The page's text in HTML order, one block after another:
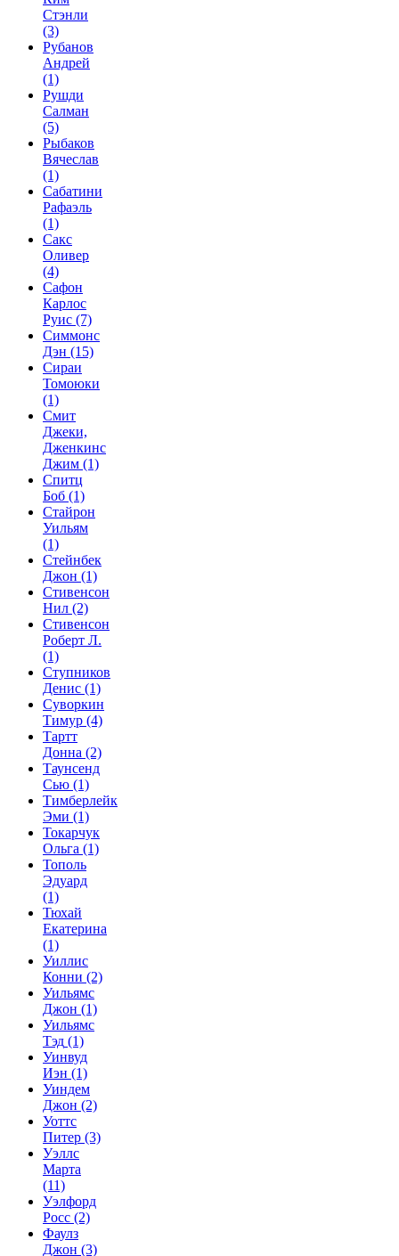
Стэнли
(3)
Рубанов
Андрей
(1)
Рушди
Салман
(5)
Рыбаков
Вячеслав
(1)
Сабатини
Рафаэль
(1)
Сакс
Оливер
(4)
Сафон
Карлос
Руис (7)
Симмонс
Дэн (15)
Сираи
Томоюки
(1)
Смит
Джеки,
Дженкинс
Джим (1)
Спитц
Боб (1)
Стайрон
Уильям
(1)
Стейнбек
Джон (1)
Стивенсон
Нил (2)
Стивенсон
Роберт Л.
(1)
Ступников
Денис (1)
Суворкин
Тимур (4)
Тартт
Донна (2)
Таунсенд
Сью (1)
Тимберлейк
Эми (1)
Токарчук
Ольга (1)
Тополь
Эдуард
(1)
Тюхай
Екатерина
(1)
Уиллис
Конни (2)
Уильямс
Джон (1)
Уильямс
Тэд (1)
Уинвуд
Иэн (1)
Уиндем
Джон (2)
Уоттс
Питер (3)
Уэллс
Марта
(11)
Уэлфорд
Росс (2)
Фаулз
Джон (3)